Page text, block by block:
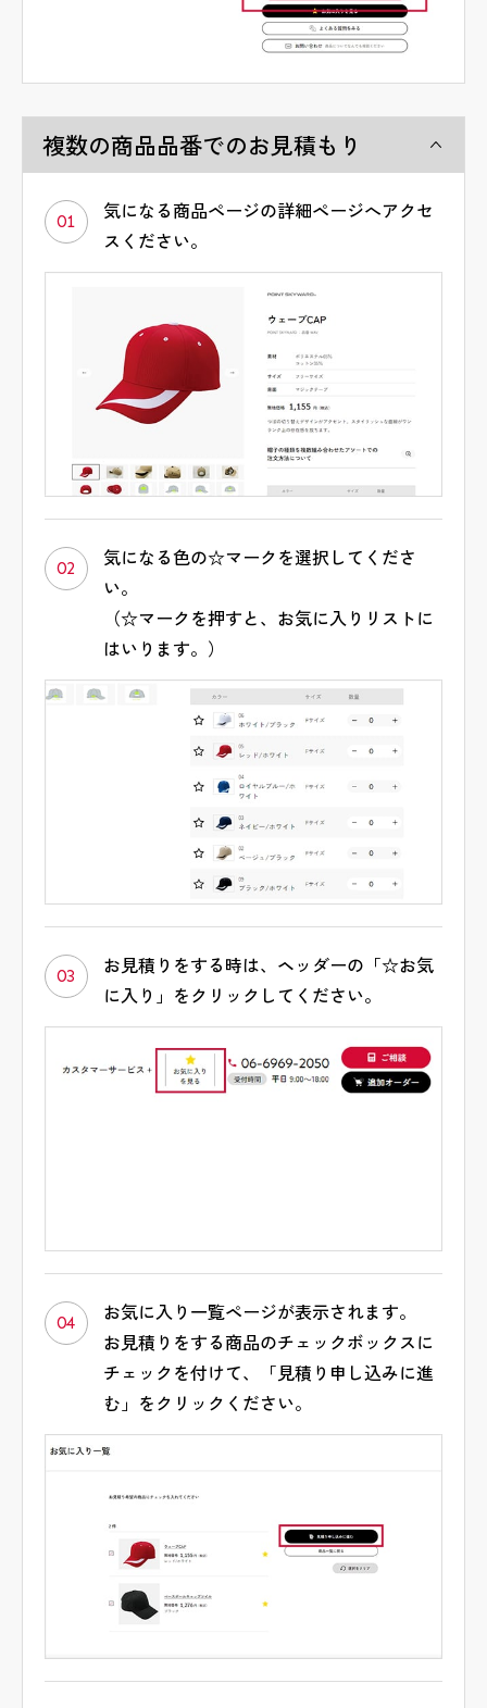
複数の商品品番でのお見積もり
01
気になる商品ページの詳細ページへアクセ
スください。
02
気になる色の☆マークを選択してくださ
い。
（☆マークを押すと、お気に入りリストに
はいります。）
03
お見積りをする時は、ヘッダーの「☆お気
に入り」をクリックしてください。
04
お気に入り一覧ページが表示されます。
お見積りをする商品のチェックボックスに
チェックを付けて、「見積り申し込みに進
む」をクリックください。